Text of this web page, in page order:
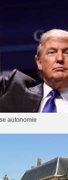
autonomie